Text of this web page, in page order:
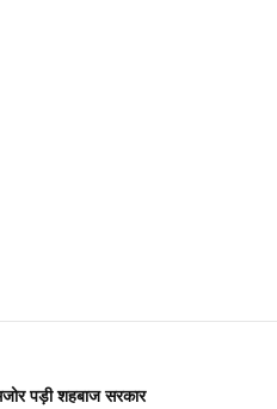
पड़ी शहबाज सरकार